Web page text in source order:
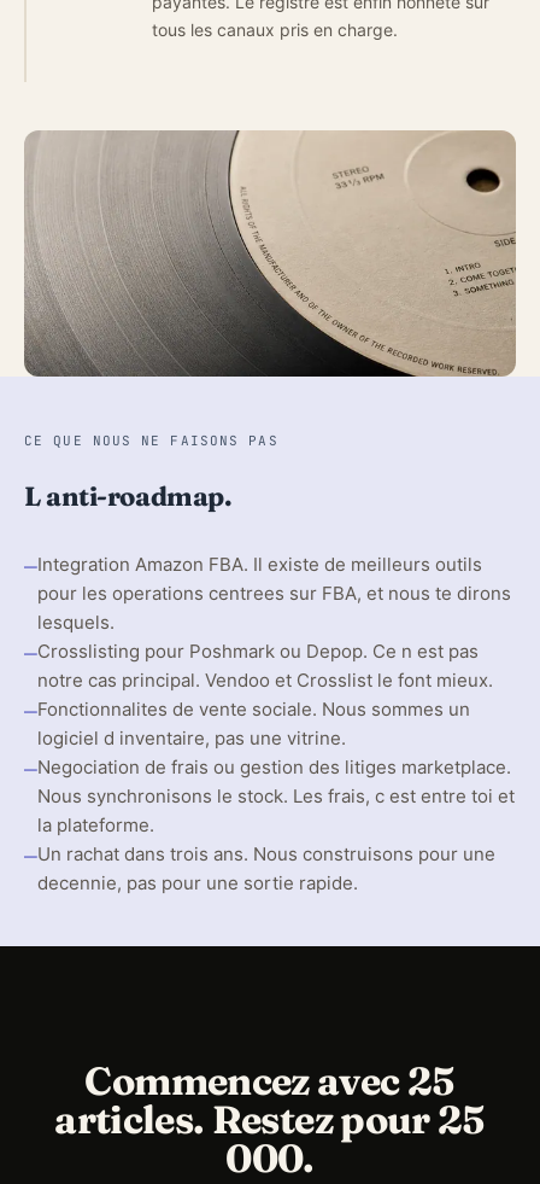
tous les canaux pris en charge.
CE QUE NOUS NE FAISONS PAS
L anti-roadmap.
—Integration Amazon FBA. Il existe de meilleurs outils
pour les operations centrees sur FBA, et nous te dirons
lesquels.
—Crosslisting pour Poshmark ou Depop. Ce n est pas
notre cas principal. Vendoo et Crosslist le font mieux.
—Fonctionnalites de vente sociale. Nous sommes un
logiciel d inventaire, pas une vitrine.
—Negociation de frais ou gestion des litiges marketplace.
Nous synchronisons le stock. Les frais, c est entre toi et
la plateforme.
—Un rachat dans trois ans. Nous construisons pour une
decennie, pas pour une sortie rapide.
Commencez avec 25
articles. Restez pour 25
000.